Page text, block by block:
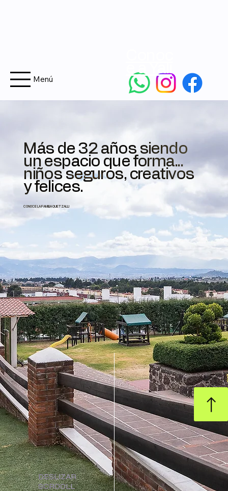
Menú
e a Yali
Más de 32 años siendo
un espacio que forma...
niños seguros, creativos
y felices.
CONOCE LA FAMILIA QUETZALLI
DESLIZAR
SCROOLL